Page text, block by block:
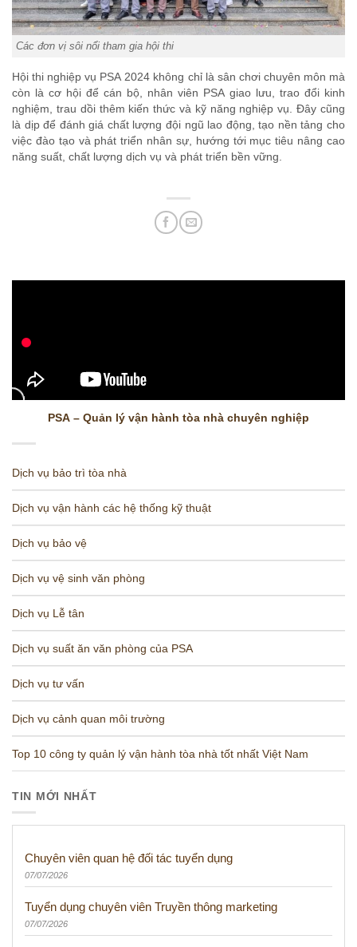
Các đơn vị sôi nổi tham gia hội thi
Hội thi nghiệp vụ PSA 2024 không chỉ là sân chơi chuyên môn mà
còn là cơ hội để cán bộ, nhân viên PSA giao lưu, trao đổi kinh
nghiệm, trau dồi thêm kiến thức và kỹ năng nghiệp vụ. Đây cũng
là dịp để đánh giá chất lượng đội ngũ lao động, tạo nền tảng cho
việc đào tạo và phát triển nhân sự, hướng tới mục tiêu nâng cao
năng suất, chất lượng dịch vụ và phát triển bền vững.
PSA – Quản lý vận hành tòa nhà chuyên nghiệp
Dịch vụ bảo trì tòa nhà
Dịch vụ vận hành các hệ thống kỹ thuật
Dịch vụ bảo vệ
Dịch vụ vệ sinh văn phòng
Dịch vụ Lễ tân
Dịch vụ suất ăn văn phòng của PSA
Dịch vụ tư vấn
Dịch vụ cảnh quan môi trường
Top 10 công ty quản lý vận hành tòa nhà tốt nhất Việt Nam
TIN MỚI NHẤT
Chuyên viên quan hệ đối tác tuyển dụng
07/07/2026
Tuyển dụng chuyên viên Truyền thông marketing
07/07/2026